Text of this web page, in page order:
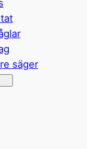
säger